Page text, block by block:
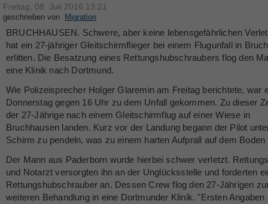
Freitag, 08. Juli 2016 13:21
geschrieben von Migration
BRUCHHAUSEN. Schwere, aber keine lebensgefährlichen
hat ein 27-jähriger Gleitschirmflieger bei einem Flugunfall in
erlitten. Die Besatzung eines Rettungshubschraubers flog den
eine Klinik nach Dortmund.
Wie Polizeisprecher Holger Glaremin am Freitag berichtete, war
Donnerstag gegen 16 Uhr zu dem Unfall gekommen. Zu dieser
der 27-Jährige nach einem Gleitschirmflug auf einer Wiese in
Bruchhausen landen. Kurz vor der Landung begann der Pilot
Schirm zu pendeln, was zu einem harten Aufprall auf dem Boden
Der Mann aus Paderborn wurde hierbei schwer verletzt.
und Notarzt versorgten ihn an der Unglücksstelle und forderten
Rettungshubschrauber an. Dessen Crew flog den 27-Jährigen
weiteren Behandlung in eine Dortmunder Klinik. "Ersten Angaben